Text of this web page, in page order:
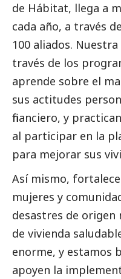
de Hábitat, llega a
cada año, a través
100 aliados.
través de los
aprende sobre el
sus actitudes
financiero, y
al participar en la
para mejorar sus
Así mismo,
mujeres y
desastres de
de vivienda
enorme, y estamos
apoyen la